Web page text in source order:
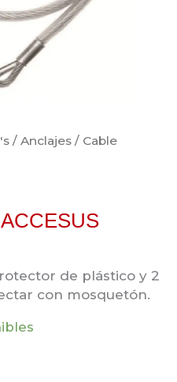
/ Anclajes / Cable
de plástico y 2
con mosquetón.